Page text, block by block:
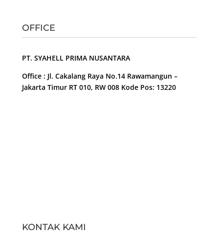
OFFICE
PT. SYAHELL PRIMA NUSANTARA
Office : Jl. Cakalang Raya No.14 Rawamangun –
Jakarta Timur RT 010, RW 008 Kode Pos: 13220
KONTAK KAMI